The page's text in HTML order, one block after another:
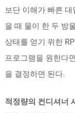
보단 이해가 빠른
을 때 물이 한 두 방
상태를 얻기 위한
프로그램을 원한다
을 결정하면 된다.
적정량의 컨디셔너